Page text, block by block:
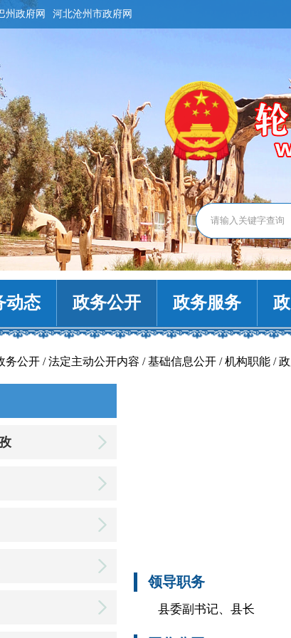
州政府网 河北沧州市政府网
动态 政务公开 政务服务
务公开 / 法定主动公开内容 / 基础信息公开 / 机构职能 /
领导职务
县委副书记、县长